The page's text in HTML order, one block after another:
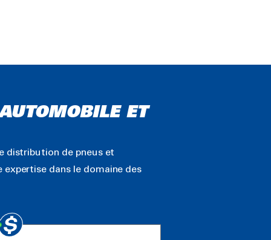
ET
distribution de pneus et
dans le domaine des